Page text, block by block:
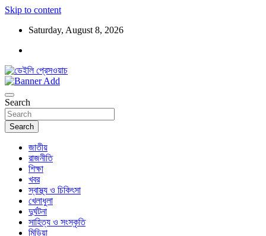
Skip to content
Saturday, August 8, 2026
ডেইলি প্রেসওয়াচ
Search
Search
জাতীয়
রাজনীতি
শিক্ষা
খবর
স্বাস্থ্য ও চিকিৎসা
খেলাধুলা
দুর্ঘটনা
সাহিত্য ও সংস্কৃতি
মিডিয়া